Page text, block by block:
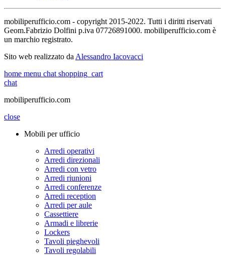
mobiliperufficio.com - copyright 2015-2022. Tutti i diritti riservati
Geom.Fabrizio Dolfini p.iva 07726891000. mobiliperufficio.com è
un marchio registrato.
Sito web realizzato da Alessandro Iacovacci
home menu chat shopping_cart
chat
mobiliperufficio.com
close
Mobili per ufficio
Arredi operativi
Arredi direzionali
Arredi con vetro
Arredi riunioni
Arredi conferenze
Arredi reception
Arredi per aule
Cassettiere
Armadi e librerie
Lockers
Tavoli pieghevoli
Tavoli regolabili